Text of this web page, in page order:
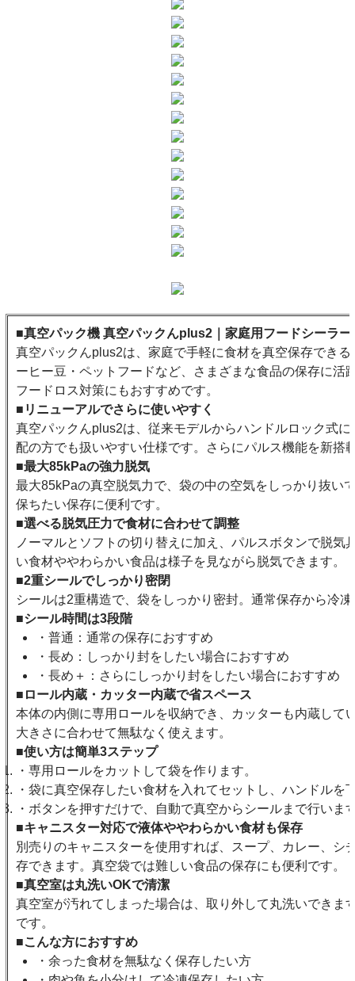
■真空パック機 真空パックんplus2｜家庭用フードシーラ
真空パックんplus2は、家庭で手軽に食材を真空保存でき
ーヒー豆・ペットフードなど、さまざまな食品の保存に
フードロス対策にもおすすめです。
■リニューアルでさらに使いやすく
真空パックんplus2は、従来モデルからハンドルロック式
配の方でも扱いやすい仕様です。さらにパルス機能を新
■最大85kPaの強力脱気
最大85kPaの真空脱気力で、袋の中の空気をしっかり抜い
保ちたい保存に便利です。
■選べる脱気圧力で食材に合わせて調整
ノーマルとソフトの切り替えに加え、パルスボタンで脱
い食材ややわらかい食品は様子を見ながら脱気できます。
■2重シールでしっかり密閉
シールは2重構造で、袋をしっかり密封。通常保存から冷
■シール時間は3段階
・普通：通常の保存におすすめ
・長め：しっかり封をしたい場合におすすめ
・長め＋：さらにしっかり封をしたい場合におすすめ
■ロール内蔵・カッター内蔵で省スペース
本体の内側に専用ロールを収納でき、カッターも内蔵し
大きさに合わせて無駄なく使えます。
■使い方は簡単3ステップ
・専用ロールをカットして袋を作ります。
・袋に真空保存したい食材を入れてセットし、ハンドルを
・ボタンを押すだけで、自動で真空からシールまで行いま
■キャニスター対応で液体ややわらかい食材も保存
別売りのキャニスターを使用すれば、スープ、カレー、
存できます。真空袋では難しい食品の保存にも便利です。
■真空室は丸洗いOKで清潔
真空室が汚れてしまった場合は、取り外して丸洗いでき
です。
■こんな方におすすめ
・余った食材を無駄なく保存したい方